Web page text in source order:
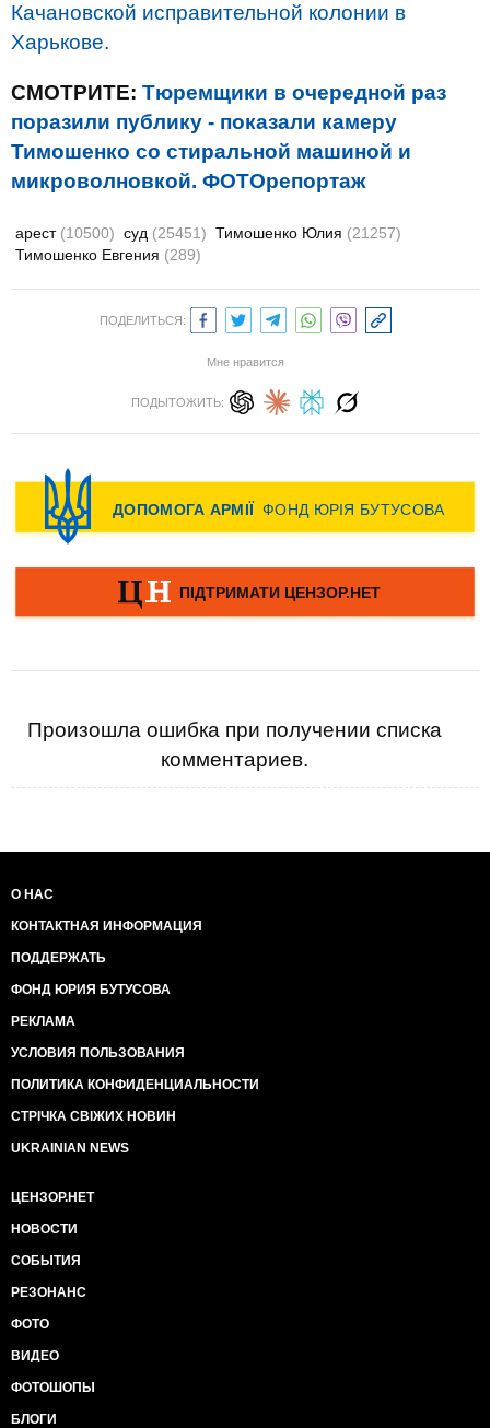
Качановской исправительной колонии в
Харькове.
СМОТРИТЕ: Тюремщики в очередной раз
поразили публику - показали камеру
Тимошенко со стиральной машиной и
микроволновкой. ФОТОрепортаж
арест (10500) суд (25451) Тимошенко Юлия (21257)
Тимошенко Евгения (289)
ПОДЕЛИТЬСЯ:
Мне нравится
ПОДЫТОЖИТЬ:
Произошла ошибка при получении списка
комментариев.
О НАС
КОНТАКТНАЯ ИНФОРМАЦИЯ
ПОДДЕРЖАТЬ
ФОНД ЮРИЯ БУТУСОВА
РЕКЛАМА
УСЛОВИЯ ПОЛЬЗОВАНИЯ
ПОЛИТИКА КОНФИДЕНЦИАЛЬНОСТИ
СТРІЧКА СВІЖИХ НОВИН
UKRAINIAN NEWS
ЦЕНЗОР.НЕТ
НОВОСТИ
СОБЫТИЯ
РЕЗОНАНС
ФОТО
ВИДЕО
ФОТОШОПЫ
БЛОГИ